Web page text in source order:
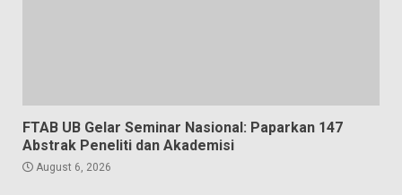
FTAB UB Gelar Seminar Nasional: Paparkan 147
Abstrak Peneliti dan Akademisi
August 6, 2026